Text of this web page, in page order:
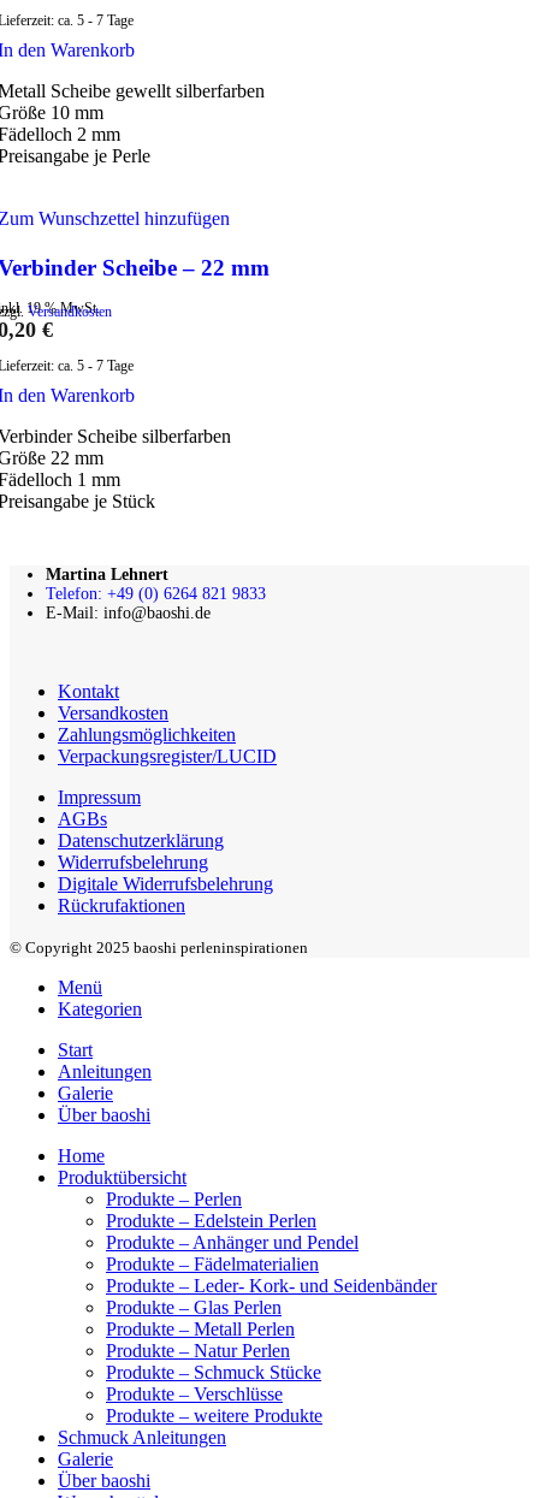
ca. 5 - 7 Tage
den Warenkorb
Scheibe gewellt silberfarben
10 mm
2 mm
je Perle
Wunschzettel hinzufügen
Scheibe – 22 mm
19 % MwSt.
Versandkosten
€
ca. 5 - 7 Tage
den Warenkorb
Scheibe silberfarben
22 mm
1 mm
je Stück
Martina Lehnert
Telefon: +49 (0) 6264 821 9833
E-Mail: info@baoshi.de
Kontakt
Versandkosten
Zahlungsmöglichkeiten
Verpackungsregister/LUCID
Impressum
AGBs
Datenschutzerklärung
Widerrufsbelehrung
Digitale Widerrufsbelehrung
Rückrufaktionen
© Copyright 2025 baoshi perleninspirationen
Menü
Kategorien
Start
Anleitungen
Galerie
Über baoshi
Home
Produktübersicht
Produkte – Perlen
Produkte – Edelstein Perlen
Produkte – Anhänger und Pendel
Produkte – Fädelmaterialien
Produkte – Leder- Kork- und Seidenbänder
Produkte – Glas Perlen
Produkte – Metall Perlen
Produkte – Natur Perlen
Produkte – Schmuck Stücke
Produkte – Verschlüsse
Produkte – weitere Produkte
Schmuck Anleitungen
Galerie
Über baoshi